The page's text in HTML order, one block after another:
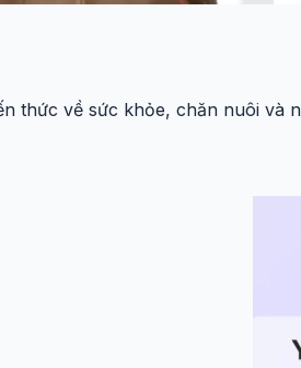
thức về sức khỏe, chăn nuôi